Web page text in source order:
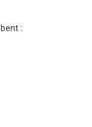
: